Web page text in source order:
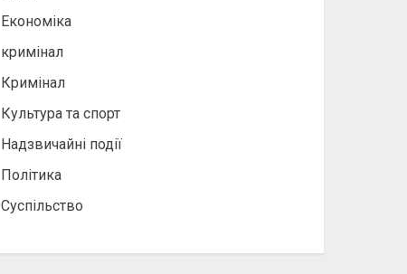
Економіка
кримінал
Кримінал
Культура та спорт
Надзвичайні події
Політика
Суспільство